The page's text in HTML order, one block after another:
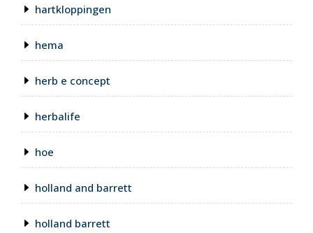
hartkloppingen
hema
herb e concept
herbalife
hoe
holland and barrett
holland barrett